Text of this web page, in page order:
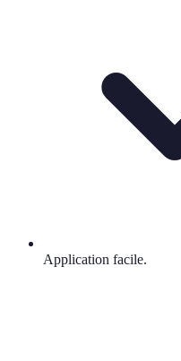
Application facile.